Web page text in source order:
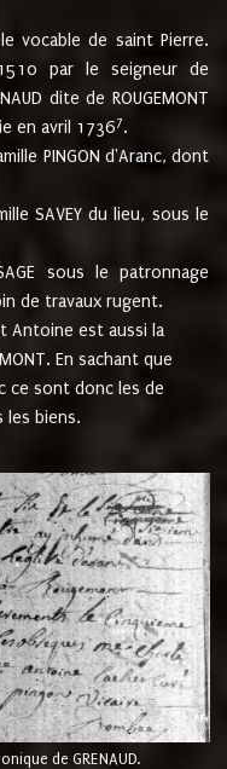
vocable de saint Pierre.
par le seigneur de
dite de ROUGEMONT
en avril 17367.
PINGON d'Aranc, dont
SAVEY du lieu, sous le
sous le patronnage
de travaux rugent.
Antoine est aussi la
En sachant que
ce sont donc les de
les biens.
de GRENAUD.